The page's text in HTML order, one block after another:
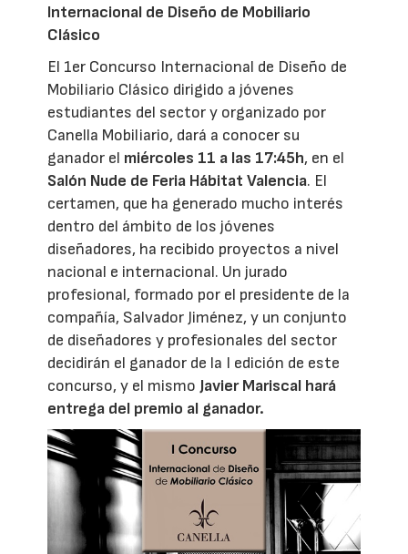
Internacional de Diseño de Mobiliario
Clásico
El 1er Concurso Internacional de Diseño de
Mobiliario Clásico dirigido a jóvenes
estudiantes del sector y organizado por
Canella Mobiliario, dará a conocer su
ganador el miércoles 11 a las 17:45h, en el
Salón Nude de Feria Hábitat Valencia. El
certamen, que ha generado mucho interés
dentro del ámbito de los jóvenes
diseñadores, ha recibido proyectos a nivel
nacional e internacional. Un jurado
profesional, formado por el presidente de la
compañía, Salvador Jiménez, y un conjunto
de diseñadores y profesionales del sector
decidirán el ganador de la I edición de este
concurso, y el mismo Javier Mariscal hará
entrega del premio al ganador.